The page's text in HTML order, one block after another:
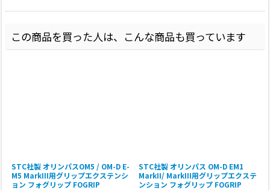
この商品を買った人は、こんな商品も買っています
STC社製 オリンパスOM5 / OM-D E-
M5 MarkIII用グリップエクステンシ
ョン フォグリップ FOGRIP
STC社製 オリンパス OM-D EM1
MarkII/ MarkIII用グリップエクステ
ンション フォグリップ FOGRIP